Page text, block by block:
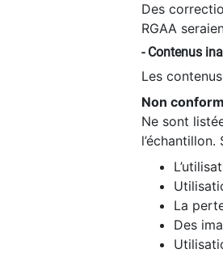
Des
RGAA
- Contenus
Les
Non
Ne sont
La
Des